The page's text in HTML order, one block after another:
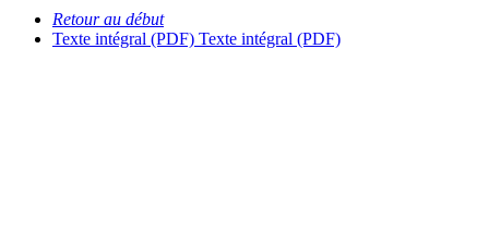
Retour au début
Texte intégral (PDF) Texte intégral (PDF)